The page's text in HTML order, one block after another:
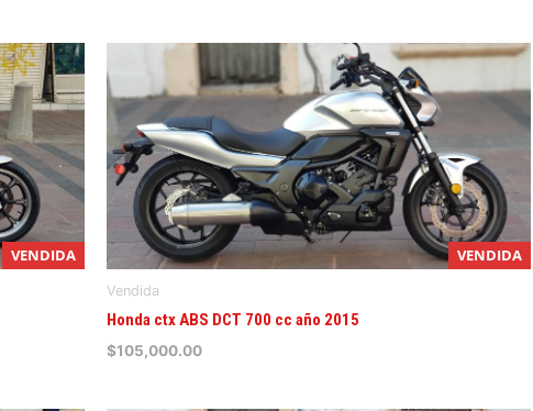
VENDIDA VENDIDA
Vendida
Honda ctx ABS DCT 700 cc año 2015
$105,000.00